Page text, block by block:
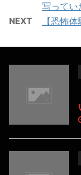
写ってい
NEXT 【恐怖